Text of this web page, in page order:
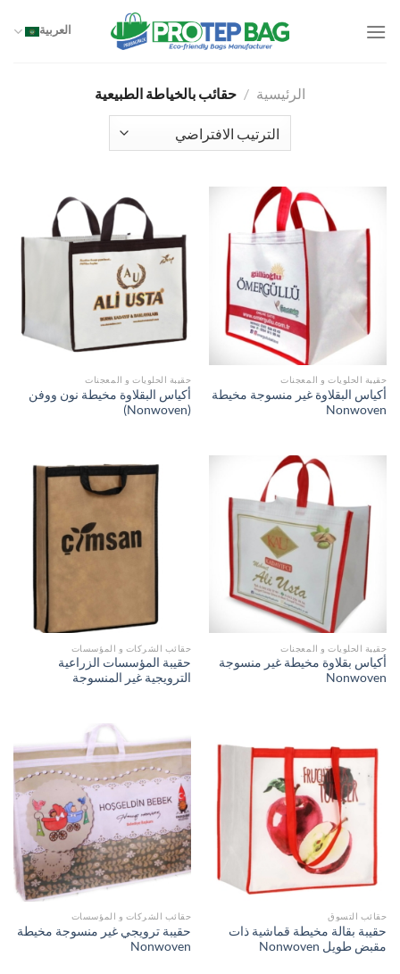
للمحتوى
العربية
الرئيسية / حقائب بالخياطة الطبيعية
حقيبة الحلويات و المعجنات
أكياس البقلاوة غير منسوجة مخيطة
Nonwoven
حقيبة الحلويات و المعجنات
أكياس البقلاوة مخيطة نون ووفن
(Nonwoven)
حقيبة الحلويات و المعجنات
أكياس بقلاوة مخيطة غير منسوجة
Nonwoven
حقائب الشركات و المؤسسات
حقيبة المؤسسات الزراعية
الترويجية غير المنسوجة
حقائب التسوق
حقيبة بقالة مخيطة قماشية ذات
مقبض طويل Nonwoven
حقائب الشركات و المؤسسات
حقيبة ترويجي غير منسوجة مخيطة
Nonwoven